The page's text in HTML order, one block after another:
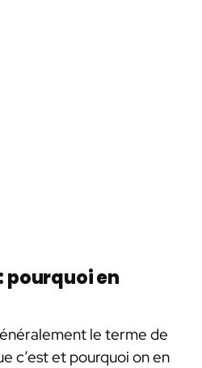
pourquoi en
le terme de
c’est et pourquoi on en